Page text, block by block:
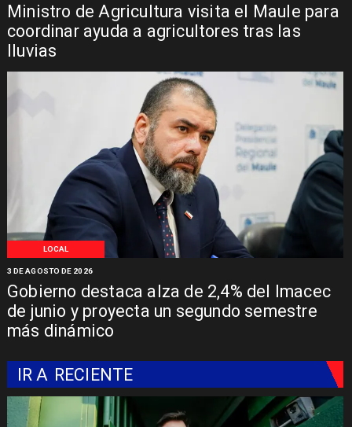
Ministro de Agricultura visita el Maule para
coordinar ayuda a agricultores tras las
lluvias
LOCAL
Gobierno destaca alza de 2,4% del Imacec
de junio y proyecta un segundo semestre
más dinámico
3 DE AGOSTO DE 2026
IR A RECIENTE